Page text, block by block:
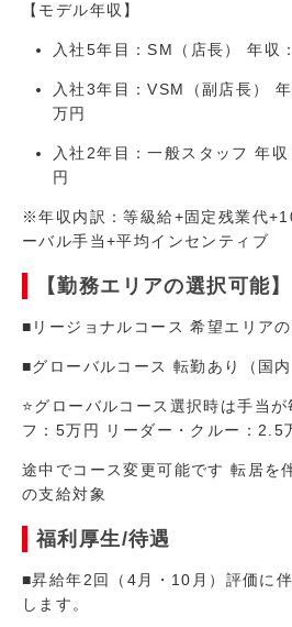
【モデル年収】
入社5年目：SM（店長） 年
入社3年目：VSM（副店長）
万円
入社2年目：一般スタッフ 年
円
※年収内訳：等級給+固定残業代
ーバル手当+平均インセンティブ
【勤務エリアの選択可能】
■リージョナルコース 希望エリア
■グローバルコース 転勤あり（国
⭐グローバルコース選択時は手当
フ：5万円 リーダー・クルー：2.5
途中でコース変更可能です 転居を
の支給対象
福利厚生/待遇
■昇給年2回（4⽉・10⽉）評価に
します。